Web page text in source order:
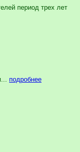
период трех лет
подробнее